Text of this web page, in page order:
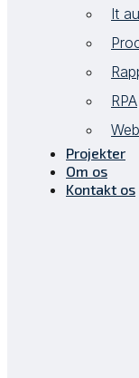
It
RPA
Projekter
Om os
Kontakt os